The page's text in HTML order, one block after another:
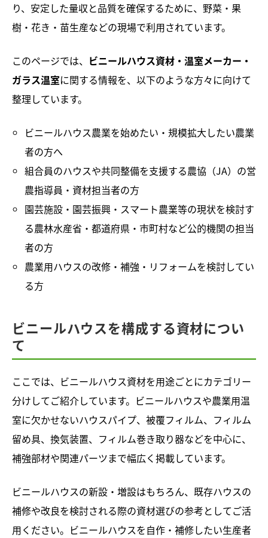
り、安定した量収と品質を確保するために、野菜・果
樹・花き・苗生産などの現場で利用されています。
このページでは、 ビニールハウス資材・温室メーカー・
ガラス温室に関する情報を、以下のような方々に向けて
整理しています。
ビニールハウス農業を始めたい・規模拡大したい農業
者の方へ
組合員のハウスや共同整備を支援する農協（JA）の営
農指導員・資材担当者の方
園芸施設・園芸振興・スマート農業等の現状を検討す
る農林水産省・都道府県・市町村など公的機関の担当
者の方
農業用ハウスの改修・補強・リフォームを検討してい
る方
ビニールハウスを構成する資材につい
て
ここでは、ビニールハウス資材を用途ごとにカテゴリー
分けしてご紹介しています。ビニールハウスや農業用温
室に欠かせないハウスパイプ、被覆フィルム、フィルム
留め具、換気装置、フィルム巻き取り器などを中心に、
補強部材や関連パーツまで幅広く掲載しています。
ビニールハウスの新設・増設はもちろん、既存ハウスの
補修や改良を検討される際の資材選びの参考としてご活
用ください。ビニールハウスを自作・補修したい生産者